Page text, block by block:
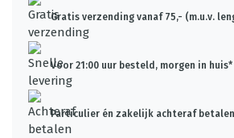
Gratis verzending vanaf 75,- (m.u.v.
Voor 21:00 uur besteld, morgen in huis*
Particulier én zakelijk achteraf betalen